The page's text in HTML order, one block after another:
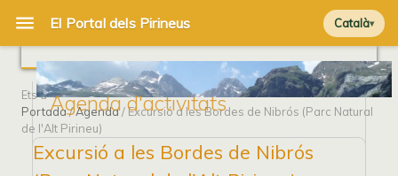
Català
Agenda d'activitats
Ets a
Portada/Agenda/ Excursió a les Bordes de Nibrós (Parc Natural
de l'Alt Pirineu)
Excursió a les Bordes de Nibrós